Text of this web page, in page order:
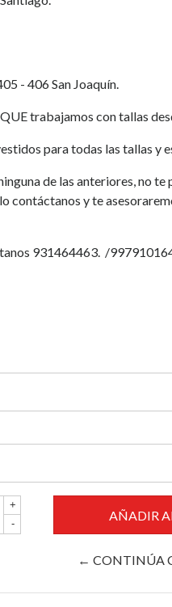
- 406 San Joaquín.
trabajamos con tallas
para todas las tallas y
de las anteriores, no
contáctanos y te
931464463. /
+
-
← CONTINÚA